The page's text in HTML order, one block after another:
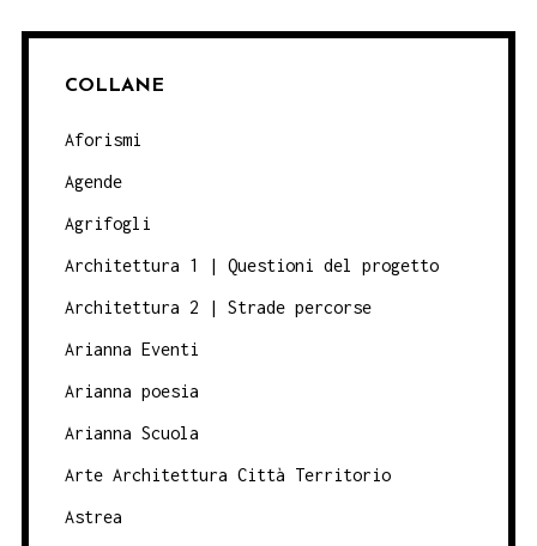
COLLANE
Aforismi
Agende
Agrifogli
Architettura 1 | Questioni del progetto
Architettura 2 | Strade percorse
Arianna Eventi
Arianna poesia
Arianna Scuola
Arte Architettura Città Territorio
Astrea